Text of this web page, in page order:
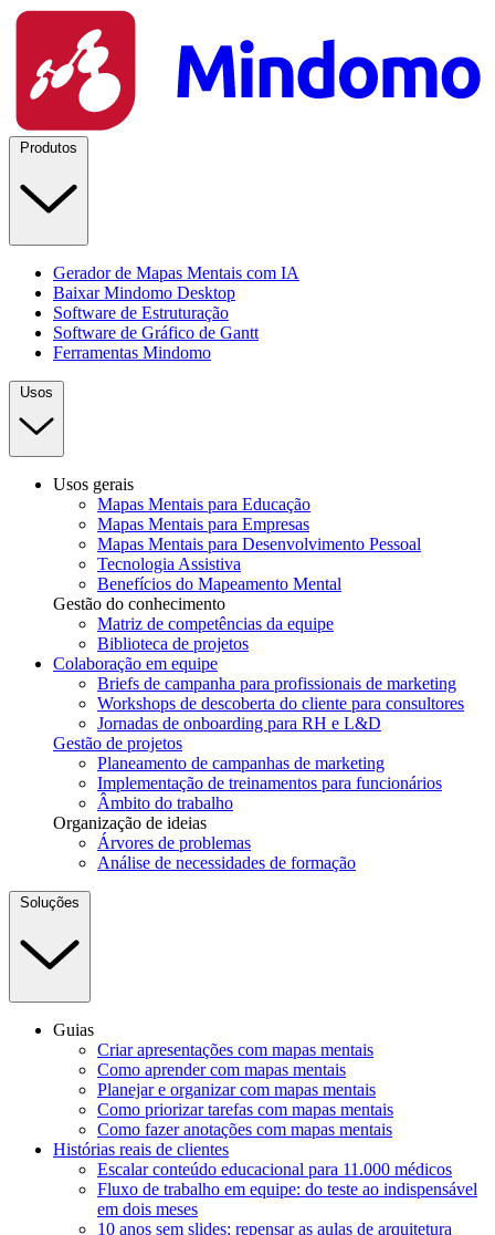
Produtos
Gerador de Mapas Mentais com IA
Baixar Mindomo Desktop
Software de Estruturação
Software de Gráfico de Gantt
Ferramentas Mindomo
Usos
Usos gerais
Mapas Mentais para Educação
Mapas Mentais para Empresas
Mapas Mentais para Desenvolvimento Pessoal
Tecnologia Assistiva
Benefícios do Mapeamento Mental
Gestão do conhecimento
Matriz de competências da equipe
Biblioteca de projetos
Colaboração em equipe
Briefs de campanha para profissionais de marketing
Workshops de descoberta do cliente para consultores
Jornadas de onboarding para RH e L&D
Gestão de projetos
Planeamento de campanhas de marketing
Implementação de treinamentos para funcionários
Âmbito do trabalho
Organização de ideias
Árvores de problemas
Análise de necessidades de formação
Soluções
Guias
Criar apresentações com mapas mentais
Como aprender com mapas mentais
Planejar e organizar com mapas mentais
Como priorizar tarefas com mapas mentais
Como fazer anotações com mapas mentais
Histórias reais de clientes
Escalar conteúdo educacional para 11.000 médicos
Fluxo de trabalho em equipe: do teste ao indispensável
em dois meses
10 anos sem slides: repensar as aulas de arquitetura